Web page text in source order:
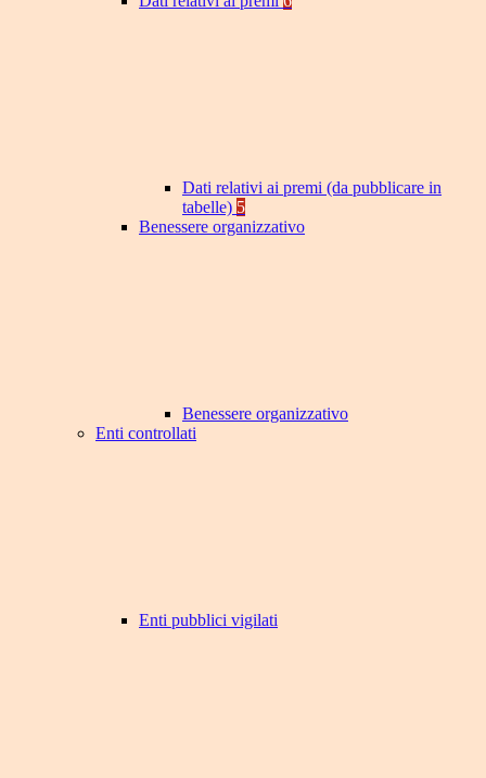
Dati relativi ai premi (da pubblicare in
tabelle) 5
Benessere organizzativo
Benessere organizzativo
Enti controllati
Enti pubblici vigilati